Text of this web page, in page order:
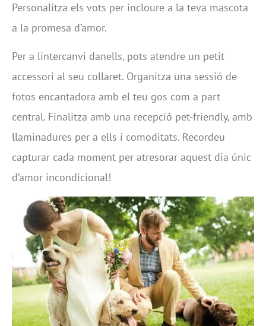
Personalitza els vots per incloure a la teva mascota
a la promesa d’amor.
Per a lintercanvi danells, pots atendre un petit
accessori al seu collaret. Organitza una sessió de
fotos encantadora amb el teu gos com a part
central. Finalitza amb una recepció pet-friendly, amb
llaminadures per a ells i comoditats. Recordeu
capturar cada moment per atresorar aquest dia únic
d’amor incondicional!